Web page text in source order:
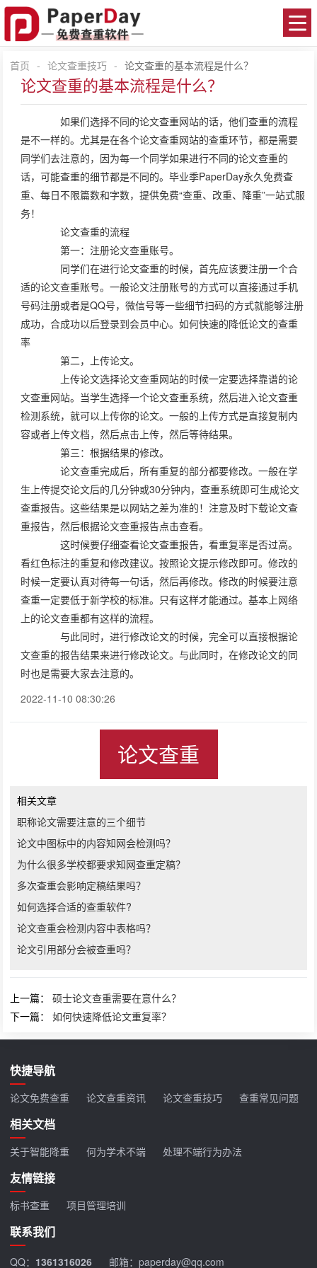
首页 - 论文查重技巧 - 论文查重的基本流程是什么？
论文查重的基本流程是什么？
如果们选择不同的论文查重网站的话，他们查重的流程
是不一样的。尤其是在各个论文查重网站的查重环节，都是需要
同学们去注意的，因为每一个同学如果进行不同的论文查重的
话，可能查重的细节都是不同的。毕业季PaperDay永久免费查
重、每日不限篇数和字数，提供免费“查重、改重、降重”一站式服
务！
论文查重的流程
第一：注册论文查重账号。
同学们在进行论文查重的时候，首先应该要注册一个合
适的论文查重账号。一般论文注册账号的方式可以直接通过手机
号码注册或者是QQ号，微信号等一些细节扫码的方式就能够注册
成功，合成功以后登录到会员中心。如何快速的降低论文的查重
率
第二，上传论文。
上传论文选择论文查重网站的时候一定要选择靠谱的论
文查重网站。当学生选择一个论文查重系统，然后进入论文查重
检测系统，就可以上传你的论文。一般的上传方式是直接复制内
容或者上传文档，然后点击上传，然后等待结果。
第三：根据结果的修改。
论文查重完成后，所有重复的部分都要修改。一般在学
生上传提交论文后的几分钟或30分钟内，查重系统即可生成论文
查重报告。这些结果是以网站之差为准的！注意及时下载论文查
重报告，然后根据论文查重报告点击查看。
这时候要仔细查看论文查重报告，看重复率是否过高。
看红色标注的重复和修改建议。按照论文提示修改即可。修改的
时候一定要认真对待每一句话，然后再修改。修改的时候要注意
查重一定要低于新学校的标准。只有这样才能通过。基本上网络
上的论文查重都有这样的流程。
与此同时，进行修改论文的时候，完全可以直接根据论
文查重的报告结果来进行修改论文。与此同时，在修改论文的同
时也是需要大家去注意的。
2022-11-10 08:30:26
论文查重
相关文章
职称论文需要注意的三个细节
论文中图标中的内容知网会检测吗？
为什么很多学校都要求知网查重定稿？
多次查重会影响定稿结果吗？
如何选择合适的查重软件?
论文查重会检测内容中表格吗？
论文引用部分会被查重吗？
上一篇：硕士论文查重需要在意什么？
下一篇：如何快速降低论文重复率？
快捷导航
论文免费查重 论文查重资讯 论文查重技巧 查重常见问题
相关文档
关于智能降重 何为学术不端 处理不端行为办法
友情链接
标书查重 项目管理培训
联系我们
QQ： 1361316026 邮箱：paperday@qq.com